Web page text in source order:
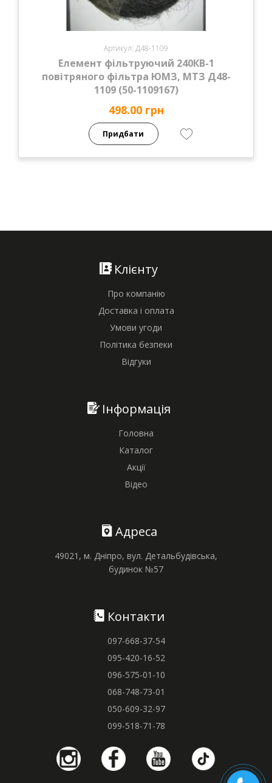
Артикул: Д48-1109
Елемент фільтруючий 240КВ-1
повітряного фільтра ЮМЗ, МТЗ Д48-
1109 (50-1109167)
498.00 грн
Придбати
Клієнту
Про компанію
Доставка і оплата
Умови угоди
Політика безпеки
Відгуки
Інформація
Головна
Каталог
Акції
Відео
Адреса
49021, м. Дніпро, вул. Детальбудівська,
будинок №57
Контакти
097-668-37-54
095-420-16-52
096-575-01-10
068-748-73-01
050-609-32-97
099-518-71-78